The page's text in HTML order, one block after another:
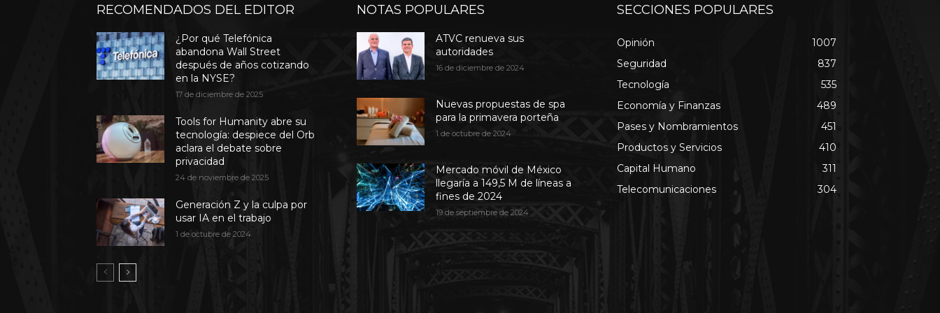
RECOMENDADOS DEL EDITOR
¿Por qué Telefónica
abandona Wall Street
después de años cotizando
en la NYSE?
17 de diciembre de 2025
Tools for Humanity abre su
tecnología: despiece del Orb
aclara el debate sobre
privacidad
24 de noviembre de 2025
Generación Z y la culpa por
usar IA en el trabajo
1 de octubre de 2024
NOTAS POPULARES
ATVC renueva sus
autoridades
16 de diciembre de 2024
Nuevas propuestas de spa
para la primavera porteña
1 de octubre de 2024
Mercado móvil de México
llegaría a 149,5 M de líneas a
fines de 2024
19 de septiembre de 2024
SECCIONES POPULARES
Opinión
1007
Seguridad
837
Tecnología
535
Economía y Finanzas
489
Pases y Nombramientos
451
Productos y Servicios
410
Capital Humano
311
Telecomunicaciones
304